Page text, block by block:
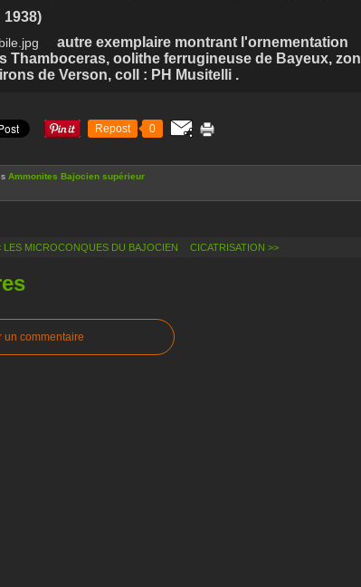
1938)
autre exemplaire montrant l'ornementation
Thamboceras, oolithe ferrugineuse de Bayeux,
de Verson, coll : PH Musitelli .
Repost 0
Ammonites Bajocien supérieur
LES MICROCONQUES DU BAJOCIEN CICATRISATION >>
un commentaire